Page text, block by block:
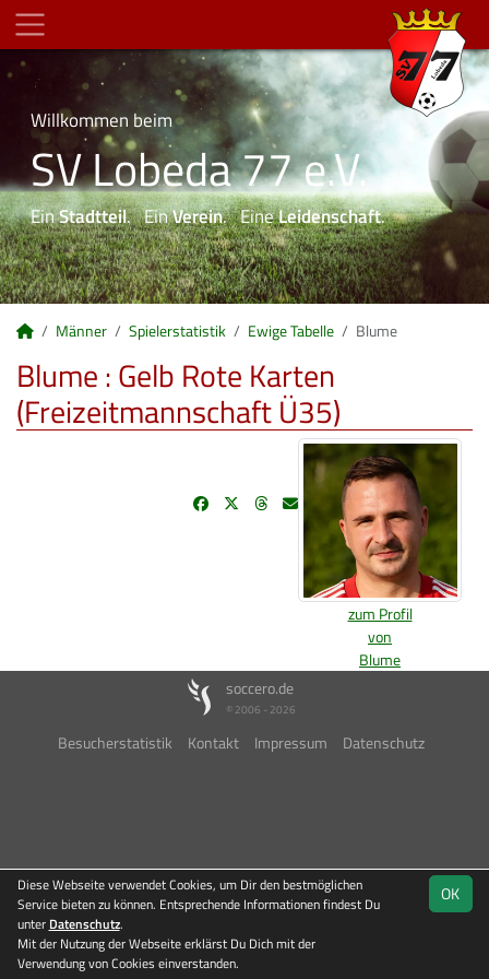
Willkommen beim
SV Lobeda 77 e.V.
EinStadtteil. EinVerein. EineLeidenschaft.
Männer Spielerstatistik Ewige Tabelle Blume
Blume : Gelb Rote Karten
(Freizeitmannschaft Ü35)
zum Profil
von
Blume
soccero.de
© 2006 - 2026
Besucherstatistik Kontakt Impressum Datenschutz
OK
Diese Webseite verwendet Cookies, um Dir den bestmöglichen
Service bieten zu können. Entsprechende Informationen findest Du
unter Datenschutz.
Mit der Nutzung der Webseite erklärst Du Dich mit der
Verwendung von Cookies einverstanden.